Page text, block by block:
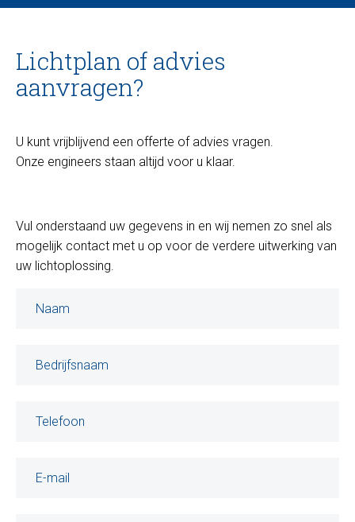
Lichtplan of advies
aanvragen?
U kunt vrijblijvend een offerte of advies vragen.
Onze engineers staan altijd voor u klaar.
Vul onderstaand uw gegevens in en wij nemen zo snel als
mogelijk contact met u op voor de verdere uitwerking van
uw lichtoplossing.